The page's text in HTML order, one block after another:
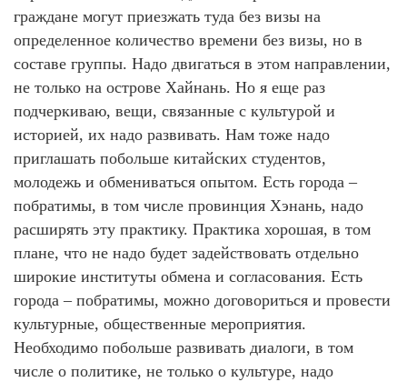
граждане могут приезжать туда без визы на
определенное количество времени без визы, но в
составе группы. Надо двигаться в этом направлении,
не только на острове Хайнань. Но я еще раз
подчеркиваю, вещи, связанные с культурой и
историей, их надо развивать. Нам тоже надо
приглашать побольше китайских студентов,
молодежь и обмениваться опытом. Есть города –
побратимы, в том числе провинция Хэнань, надо
расширять эту практику. Практика хорошая, в том
плане, что не надо будет задействовать отдельно
широкие институты обмена и согласования. Есть
города – побратимы, можно договориться и провести
культурные, общественные мероприятия.
Необходимо побольше развивать диалоги, в том
числе о политике, не только о культуре, надо